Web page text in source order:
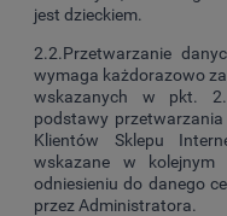
jest dzieckiem.
2.2.Przetwarzanie
wymaga każdorazowo
wskazanych w pkt.
podstawy
Klientów Sklepu
wskazane w
odniesieniu do danego
przez Administratora.